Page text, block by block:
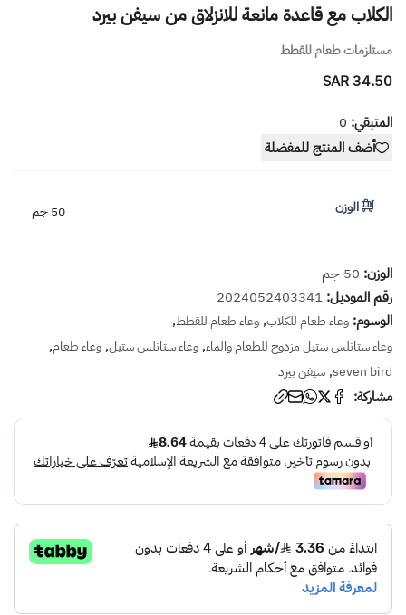
الكلاب مع قاعدة مانعة للانزلاق من سيفن بيرد
مستلزمات طعام للقطط
34.50 SAR
المتبقي: 0
أضف المنتج للمفضلة
الوزن 50 جم
الوزن: 50 جم
رقم الموديل: 2024052403341
الوسوم: وعاء طعام للكلاب, وعاء طعام للقطط,
وعاء ستانلس ستيل مزدوج للطعام والماء, وعاء ستانلس ستيل, وعاء طعام,
seven bird
, سيفن بيرد
مشاركة: